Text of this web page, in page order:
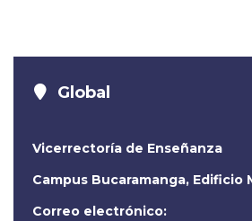
Global
Vicerrectoría de Enseñanza
Campus Bucaramanga, Edificio
Correo electrónico: